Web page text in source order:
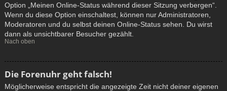
Option „Meinen Online-Status während dieser Sitzung verbergen“.
Wenn du diese Option einschaltest, können nur Administratoren,
Moderatoren und du selbst deinen Online-Status sehen. Du wirst
dann als unsichtbarer Besucher gezählt.
Nach oben
Die Forenuhr geht falsch!
Möglicherweise entspricht die angezeigte Zeit nicht deiner eigenen